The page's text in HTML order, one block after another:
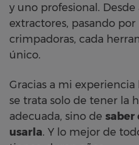
y uno profesional. Desde
extractores, pasando por
crimpadoras, cada
único.
Gracias a mi
se trata solo de tener la
adecuada, sino de saber
usarla. Y lo mejor de